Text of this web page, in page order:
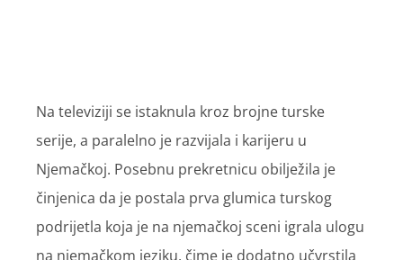
Na televiziji se istaknula kroz brojne turske
serije, a paralelno je razvijala i karijeru u
Njemačkoj. Posebnu prekretnicu obilježila je
činjenica da je postala prva glumica turskog
podrijetla koja je na njemačkoj sceni igrala ulogu
na njemačkom jeziku, čime je dodatno učvrstila